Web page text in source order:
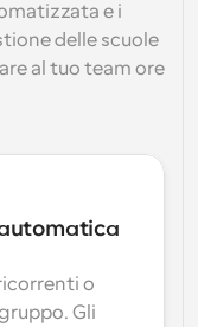
persone
qualcosa
e i
delle scuole
al tuo team ore
o
Gli